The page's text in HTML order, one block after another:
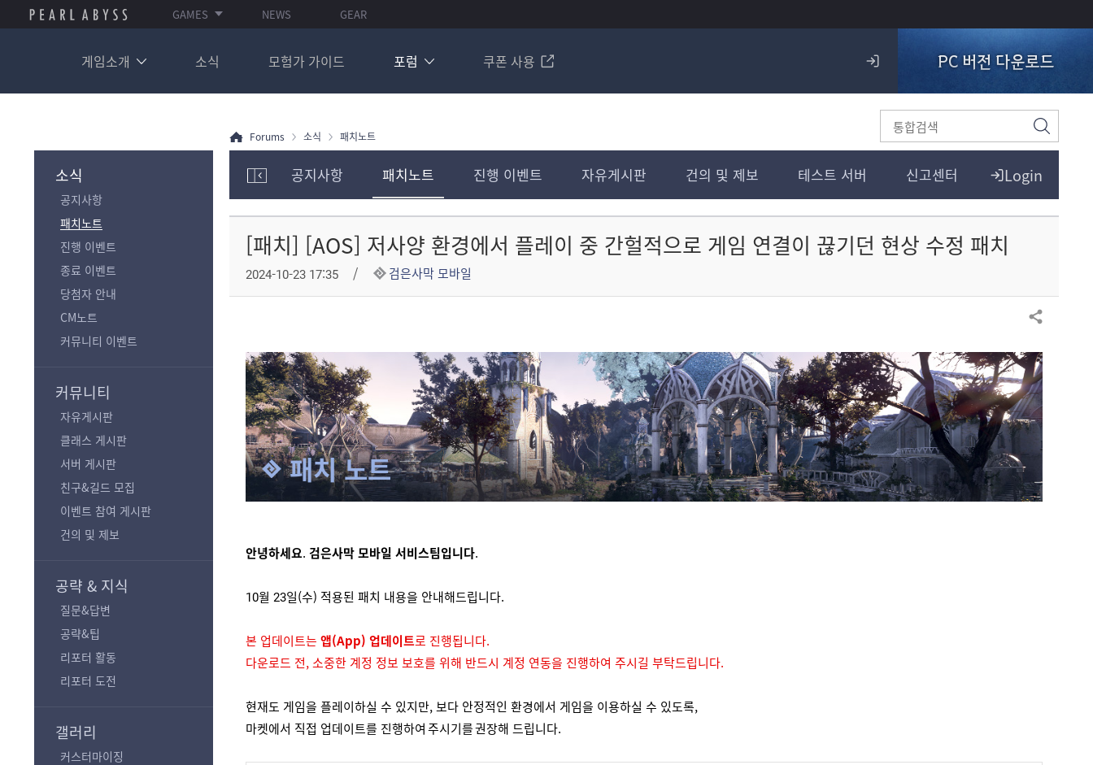
GAMES NEWS GEAR
게임소개 소식 모험가 가이드 포럼 쿠폰 사용
로
PC 버전 다운로드
소식
공지사항
패치노트
진행 이벤트
종료 이벤트
당첨자 안내
CM노트
커뮤니티 이벤트
커뮤니티
자유게시판
클래스 게시판
서버 게시판
친구&길드 모집
이벤트 참여 게시판
건의 및 제보
공략 & 지식
질문&답변
공략&팁
리포터 활동
리포터 도전
갤러리
커스터마이징
검
색
모
험
가
포
럼
테
고
보
기
Login
공지사항 패치노트 진행 이벤트 자유게시판 건의 및 제보 테스트 서버 신고센터
Forums 소식 패치노트
[패치] [AOS] 저사양 환경에서 플레이 중 간헐적으로 게임 연결이 끊기던 현상 수정 패치
2024-10-23 17:35 검은사막 모바일
공유하기
패치 노트
안녕하세요. 검은사막모바일 서비스팀입니다.
10월 23일(수) 적용된 패치 내용을 안내해드립니다.
본 업데이트는 앱(App) 업데이트로 진행됩니다.
다운로드 전, 소중한 계정 정보 보호를 위해 반드시 계정 연동을 진행하여 주시길 부탁드립니다.
현재도 게임을 플레이하실 수 있지만, 보다 안정적인 환경에서 게임을 이용하실 수 있도록,
마켓에서 직접 업데이트를 진행하여 주시기를 권장해 드립니다.